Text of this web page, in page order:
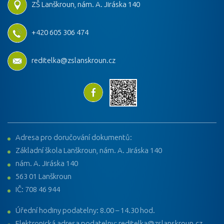
ZŠ Lanškroun, nám. A. Jiráska 140
+420 605 306 474
reditelka@zslanskroun.cz
Adresa pro doručování dokumentů:
Základní škola Lanškroun, nám. A. Jiráska 140
nám. A. Jiráska 140
563 01 Lanškroun
IČ: 708 46 944
Úřední hodiny podatelny: 8.00 – 14.30 hod.